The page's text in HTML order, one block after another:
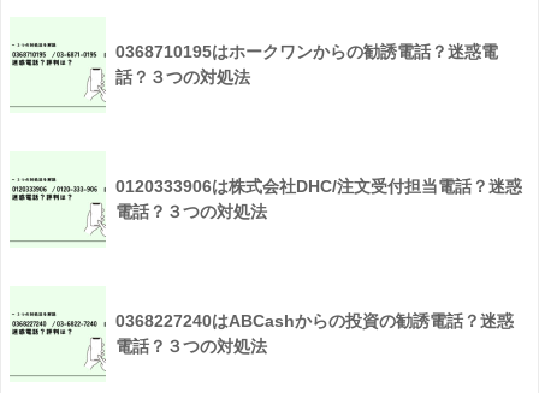
0368710195はホークワンからの勧誘電話？迷惑電
話？３つの対処法
0120333906は株式会社DHC/注文受付担当電話？迷惑
電話？３つの対処法
0368227240はABCashからの投資の勧誘電話？迷惑
電話？３つの対処法